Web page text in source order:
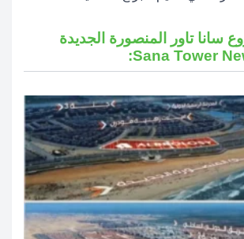
سانا تاور المنصورة الجديدة
Sana Tower